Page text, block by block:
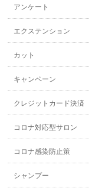
アンケート
エクステンション
カット
キャンペーン
クレジットカード決済
コロナ対応型サロン
コロナ感染防止策
シャンプー